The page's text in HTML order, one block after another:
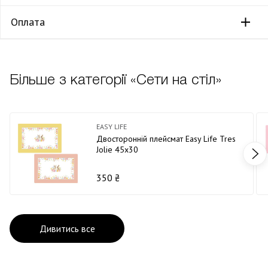
Оплата
Більше з категорії «Сети на стіл»
EASY LIFE
Двосторонній плейсмат Easy Life Tres
Jolie 45х30
350 ₴
Дивитись все